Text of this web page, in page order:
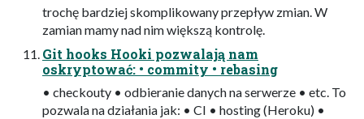
trochę bardziej skomplikowany przepływ zmian. W
zamian mamy nad nim większą kontrolę.
Git hooks Hooki pozwalają nam
oskryptować: • commity • rebasing
• checkouty • odbieranie danych na serwerze • etc. To
pozwala na działania jak: • CI • hosting (Heroku) •